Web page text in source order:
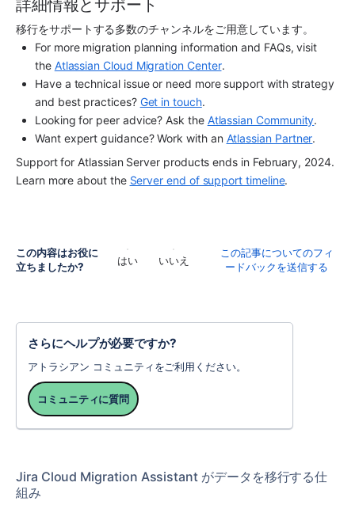
詳細情報とサポート
移行をサポートする多数のチャンネルをご用意しています。
For more migration planning information and FAQs, visit
the Atlassian Cloud Migration Center.
Have a technical issue or need more support with strategy
and best practices? Get in touch.
Looking for peer advice? Ask the Atlassian Community.
Want expert guidance? Work with an Atlassian Partner.
Support for Atlassian Server products ends in February, 2024.
Learn more about the Server end of support timeline.
この内容はお役に
立ちましたか?
はい いいえ
この記事についてのフィ
ードバックを送信する
さらにヘルプが必要ですか?
アトラシアン コミュニティをご利用ください。
コミュニティに質問
Jira Cloud Migration Assistant がデータを移行する仕
組み